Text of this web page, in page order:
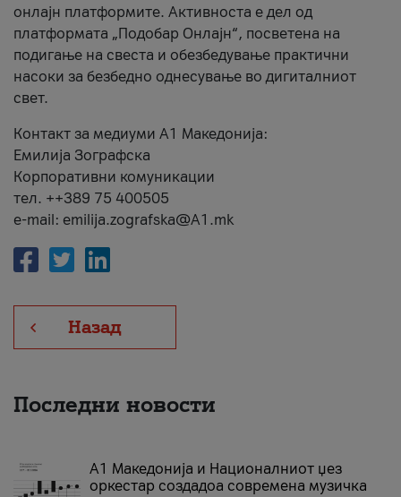
онлајн платформите. Активноста е дел од
платформата „Подобар Онлајн“, посветена на
подигање на свеста и обезбедување практични
насоки за безбедно однесување во дигиталниот
свет.
Контакт за медиуми А1 Македонија:
Емилија Зографска
Корпоративни комуникации
тел. ++389 75 400505
e-mail: emilija.zografska@A1.mk
Назад
Последни новости
А1 Македонија и Националниот џез
оркестар создадоа современа музичка